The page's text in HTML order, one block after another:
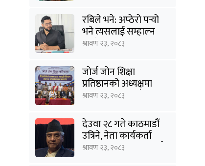
रबिले भने: अप्ठेरो पर्‍यो
भने त्यसलाई सम्हाल्न
सक्ने गार्जियनसिप हाम्रो
श्रावण २३, २०८३
जोर्ज जोन शिक्षा
प्रतिष्ठानको अध्यक्षमा
विनोद कायस्थ, पाँच
श्रावण २३, २०८३
देउवा २८ गते काठमाडौं
उत्रिने, नेता कार्यकर्ता
स्वागत गर्न विमानस्थलमै
श्रावण २३, २०८३